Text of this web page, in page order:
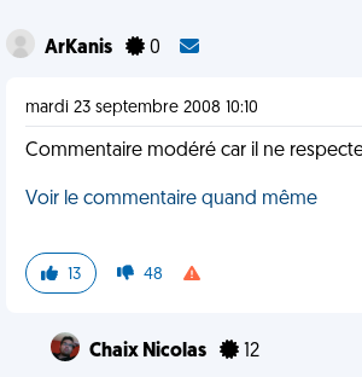
ArKanis 0
mardi 23 septembre 2008 10:10
Commentaire modéré car il ne
Voir le commentaire quand même
13 48
Chaix Nicolas 12